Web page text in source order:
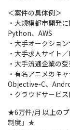
＜案件の具体例＞
・大規模都市開発
Python、AWS
・大手オークショ
・大手求人サイト
・大手流通企業の
・有名アニメのキ
Objective-C、
・クラウドサービ
★6万件/月 以上の
制度」★